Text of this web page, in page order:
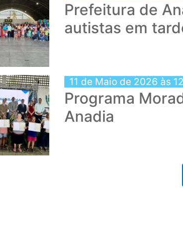
Prefeitura de
autistas em
11 de Maio de 2026 às
Programa
Anadia